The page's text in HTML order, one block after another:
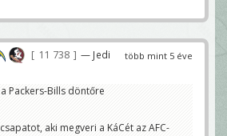
több mint 5 éve
11 738
— Jedi
Packers-Bills döntőre
aki megveri a KáCét az AFC-